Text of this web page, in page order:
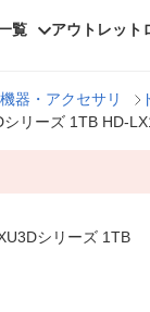
覧 アウトレット
器・アクセサリ
リーズ 1TB HD-